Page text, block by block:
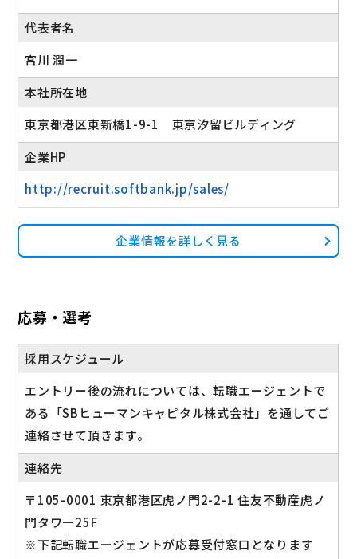
代表者名
宮川 潤一
本社所在地
東京都港区東新橋1-9-1 東京汐留ビルディング
企業HP
http://recruit.softbank.jp/sales/
企業情報を詳しく見る
応募・選考
採用スケジュール
エントリー後の流れについては、転職エージェントで
ある「SBヒューマンキャピタル株式会社」を通してご
連絡させて頂きます。
連絡先
〒105-0001 東京都港区虎ノ門2-2-1 住友不動産虎ノ
門タワー25F
※下記転職エージェントが応募受付窓口となります